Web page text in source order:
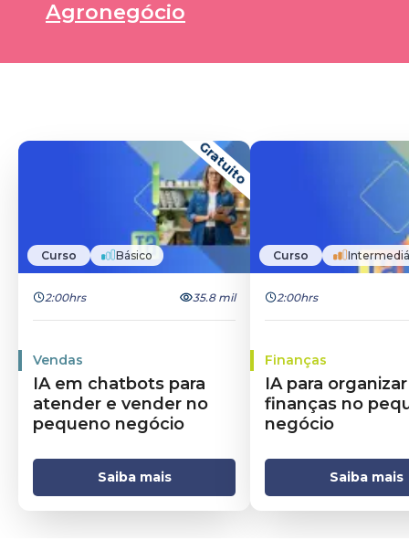
Agronegócio
Gratuito
Curso Básico
2:00hrs 35.8 mil
Vendas
IA em chatbots para
atender e vender no
pequeno negócio
Saiba mais
Curso
2:00hrs
Finanças
IA para organizar
finanças no
negócio
Saiba mais